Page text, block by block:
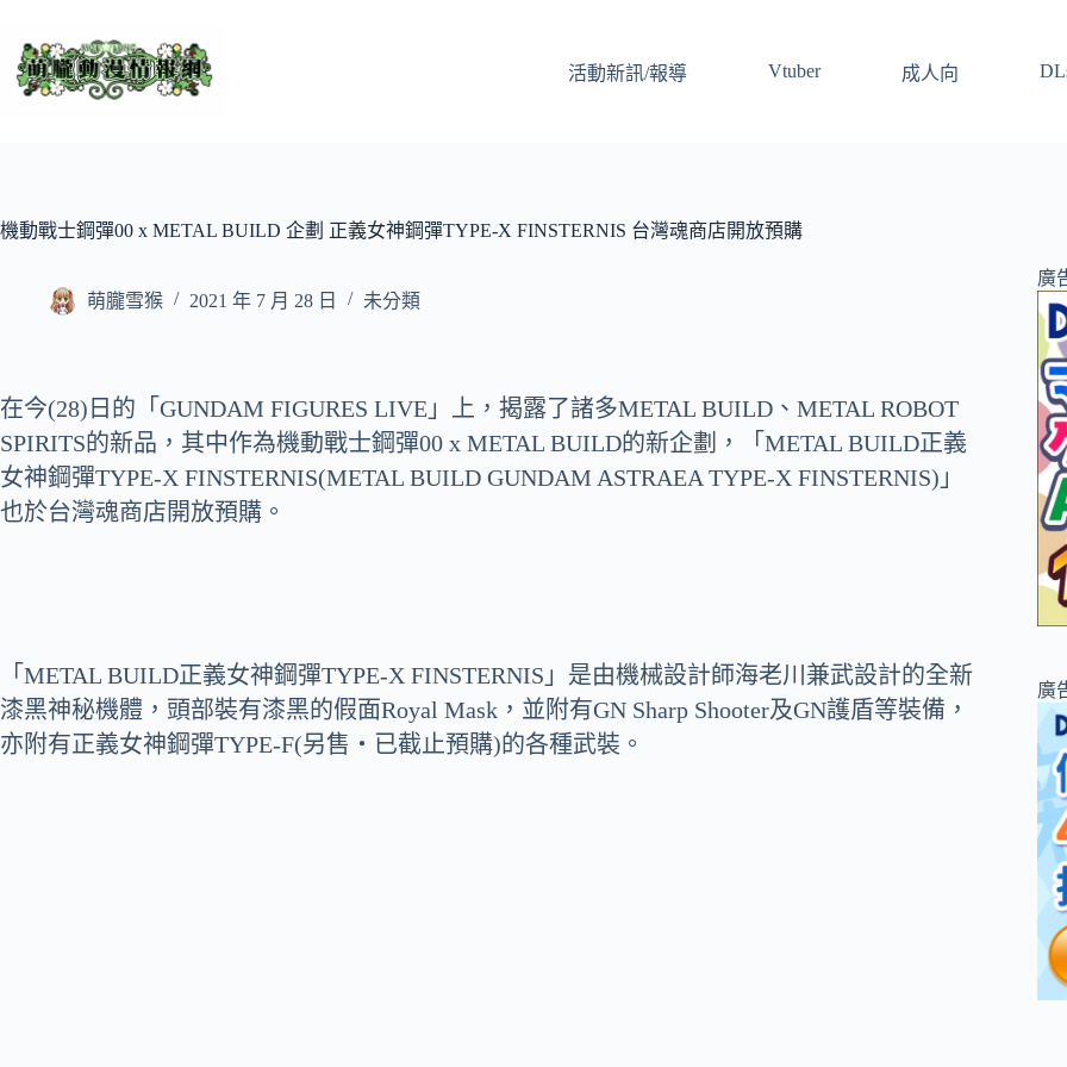
主
活動新訊/報導 Vtuber 成人向
機動戰士鋼彈00 x METAL BUILD 企劃 正義女神鋼彈TYPE-X FINSTERNIS 台灣魂商店開放預購
萌朧雪猴 2021 年 7 月 28 日 未分類
在今(28)日的「GUNDAM FIGURES LIVE」上，揭露了諸多METAL BUILD、METAL ROBOT
SPIRITS的新品，其中作為機動戰士鋼彈00 x METAL BUILD的新企劃，「METAL BUILD正義
女神鋼彈TYPE-X FINSTERNIS(METAL BUILD GUNDAM ASTRAEA TYPE-X FINSTERNIS) 」
也於台灣魂商店開放預購。
「METAL BUILD正義女神鋼彈TYPE-X FINSTERNIS」是由機械設計師海老川兼武設計的全新
漆黑神秘機體，頭部裝有漆黑的假面Royal Mask，並附有GN Sharp Shooter及GN護盾等裝備，
亦附有正義女神鋼彈TYPE-F(另售・已截止預購)的各種武裝。
廣
廣